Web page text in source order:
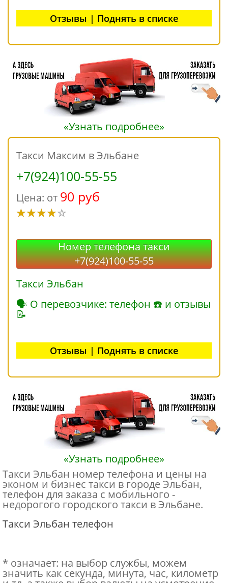
Отзывы | Поднять в списке
«Узнать подробнее»
Такси Максим в Эльбане
+7(924)100-55-55
Цена: от 90 руб
Номер телефона такси
+7(924)100-55-55
Такси Эльбан
🗣 О перевозчике: телефон ☎ и отзывы
📝
Отзывы | Поднять в списке
«Узнать подробнее»
Такси Эльбан номер телефона и цены на
эконом и бизнес такси в городе Эльбан,
телефон для заказа с мобильного -
недорогого городского такси в Эльбане.
Такси Эльбан телефон
* означает: на выбор службы, можем
значить как секунда, минута, час, километр